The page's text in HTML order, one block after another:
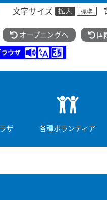
文字サイズ
オープニングへ 国
ウザ
ザ 各種ボランティア